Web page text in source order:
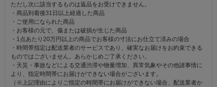
ただし次に該当するものは返品をお受けできません。
・商品到着後31日以上経過した商品
・ご使用になられた商品
・お客様の元で、傷または破損が生じた商品
・1点あたり20万円以上の商品でお客様の寸法にお仕立て済みの場合
・時間帯指定は配送業者のサービスであり、確実なお届けをお約束できる
ものではございません。あらかじめご了承ください。
・天災・事故などによる交通渋滞や物量増加、異常気象やその他諸事情に
より、指定時間帯にお届けができない場合がございます。
（※上記理由によりご指定の時間帯にお届けができない場合、配送業者か